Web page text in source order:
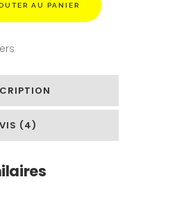
AU PANIER
(4)